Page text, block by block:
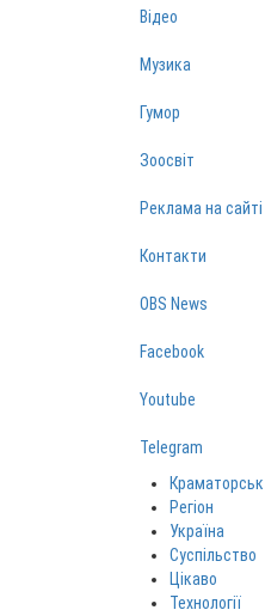
Відео
Музика
Гумор
Зоосвіт
Реклама на сайті
Контакти
OBS News
Facebook
Youtube
Telegram
Краматорськ
Регіон
Україна
Суспільство
Цікаво
Технології